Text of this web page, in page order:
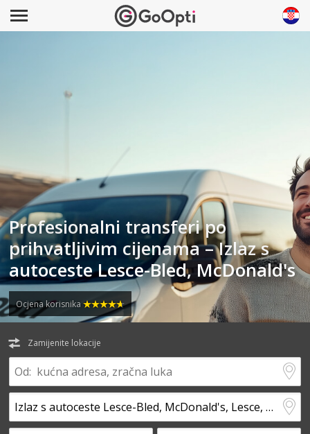
Profesionalni transferi po
prihvatljivim cijenama – Izlaz s
autoceste Lesce-Bled, McDonald's
Ocjena korisnika
Zamijenite lokacije